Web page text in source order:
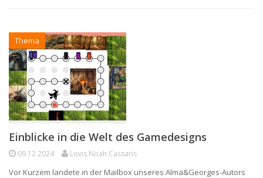
Thema
Einblicke in die Welt des Gamedesigns
09.12.2024 Lovis Noah Cassaris
Vor Kurzem landete in der Mailbox unseres Alma&Georges-Autors